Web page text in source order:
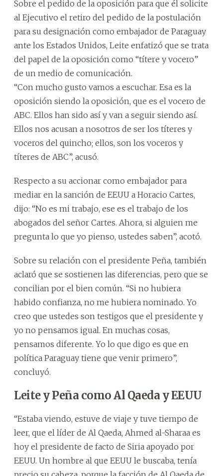
Sobre el pedido de la oposición para que él solicite
al Ejecutivo el retiro del pedido de la postulación
para su designación como embajador de Paraguay
ante los Estados Unidos, Leite enfatizó que se trata
del papel de la oposición como “títere y vocero”
de un medio de comunicación.
“Con mucho gusto vamos a escuchar. Esa es la
oposición siendo la oposición, que es el vocero de
ABC. Ellos han sido así y van a seguir siendo así.
Ellos nos acusan a nosotros de ser los títeres y
voceros del quincho; ellos, son los voceros y
títeres de ABC”, acusó.
Respecto a su accionar como embajador para
mediar en la sanción de EEUU a Horacio Cartes,
dijo: “No es mi trabajo, ese es el trabajo de los
abogados del señor Cartes. Ahora, si alguien me
pregunta lo que yo pienso, ustedes saben”, acotó.
Sobre su relación con el presidente Peña, también
aclaró que se sostienen las diferencias, pero que se
concilian por el bien común. “Si no hubiera
habido confianza, no me hubiera nominado. Yo
creo que ustedes son testigos que el presidente y
yo no pensamos igual. En muchas cosas,
pensamos diferente. Yo lo que digo es que en
política Paraguay tiene que venir primero”,
concluyó.
Leite y Peña como Al Qaeda y EEUU
“Estaba viendo, estuve de viaje y tuve tiempo de
leer, que el líder de Al Qaeda, Ahmed al-Sharaa es
hoy el presidente de facto de Siria apoyado por
EEUU. Un hombre al que EEUU le buscaba, tenía